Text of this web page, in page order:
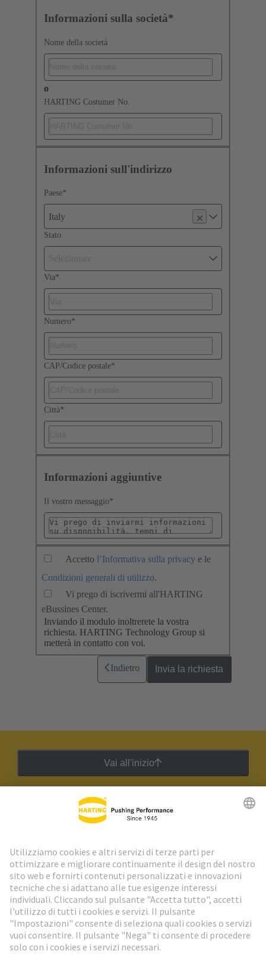
Informazioni sulla società*
Nome della società
o
HARTING Costumer No.
Informazioni sull'indirizzo
Paese*
Italy
Stato
Via*
Numero*
CAP/Codice postale*
Città*
Informazioni aggiuntive
Il vostro messaggio*
Accetto l’Informativa sulla privacy e le
Condizioni generali di utilizzo.
Vi prego di iscrivermi all'HARTING
eBussines Center.
Inviando il modulo inoltrerete la vostra
richiesta. HARTING Technology Group si
metterà in contatto con voi.
Indietro Invia la richiesta
Vai all'inizio
Newsletter HARTING
Vai al registrazione
Social Media